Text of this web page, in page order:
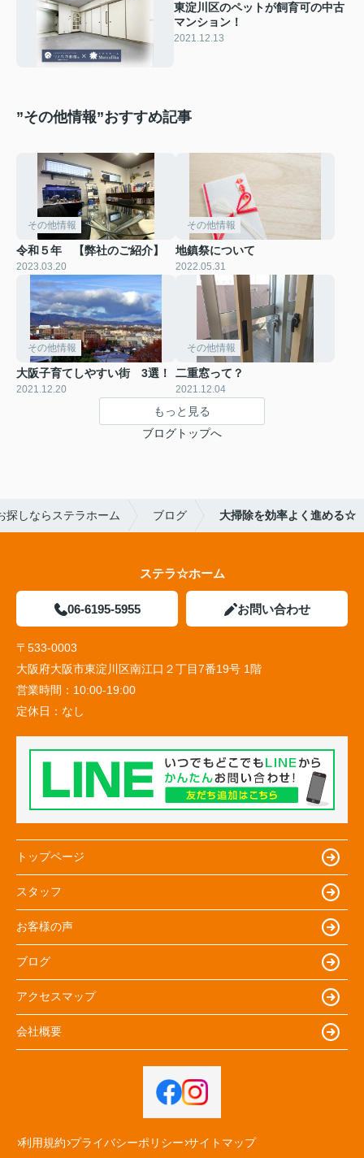
東淀川区のペットが飼育可の中古
マンション！
2021.12.13
”その他情報”おすすめ記事
その他情報
令和５年 【弊社のご紹介】
2023.03.20
その他情報
地鎮祭について
2022.05.31
その他情報
大阪子育てしやすい街 3選！
2021.12.20
その他情報
二重窓って？
2021.12.04
もっと見る
ブログトップへ
探しならステラホーム ブログ 大掃除を効率よく進める☆
ステラ☆ホーム
06-6195-5955 お問い合わせ
〒533-0003
大阪府大阪市東淀川区南江口２丁目7番19号 1階
営業時間： 10:00-19:00
定休日： なし
トップページ
スタッフ
お客様の声
ブログ
アクセスマップ
会社概要
利用規約 プライバシーポリシー サイトマップ